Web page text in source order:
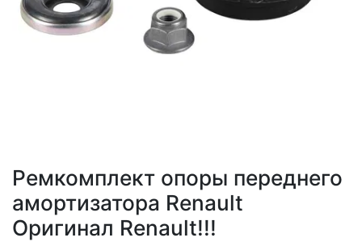
Ремкомплект опоры переднего
амортизатора Renault
Оригинал Renault!!!